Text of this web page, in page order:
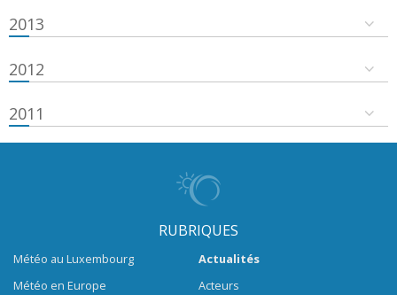
2013
2012
2011
RUBRIQUES
Météo au Luxembourg
Météo en Europe
Actualités
Acteurs